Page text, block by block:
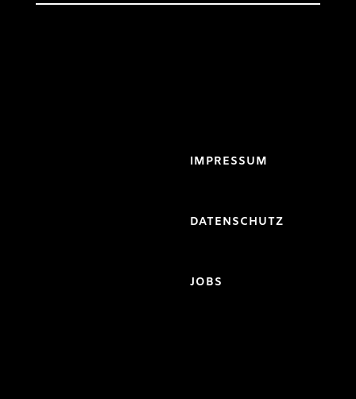
IMPRESSUM
DATENSCHUTZ
JOBS